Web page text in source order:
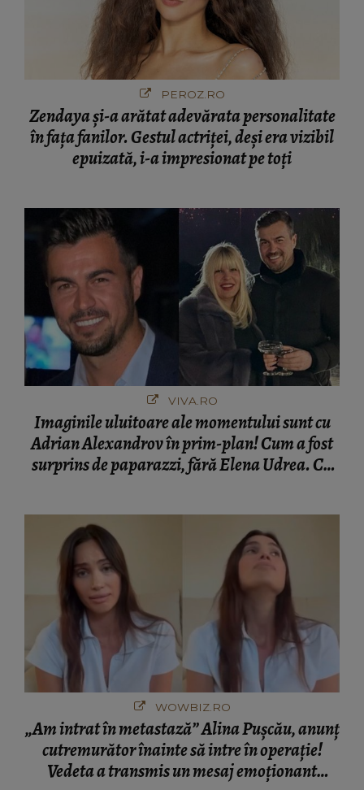
PEROZ.RO
Zendaya și-a arătat adevărata personalitate
în fața fanilor. Gestul actriței, deși era vizibil
epuizată, i-a impresionat pe toți
VIVA.RO
Imaginile uluitoare ale momentului sunt cu
Adrian Alexandrov în prim-plan! Cum a fost
surprins de paparazzi, fără Elena Udrea. Cu
WOWBIZ.RO
„Am intrat în metastază” Alina Pușcău, anunț
cutremurător înainte să intre în operație!
Vedeta a transmis un mesaj emoționant